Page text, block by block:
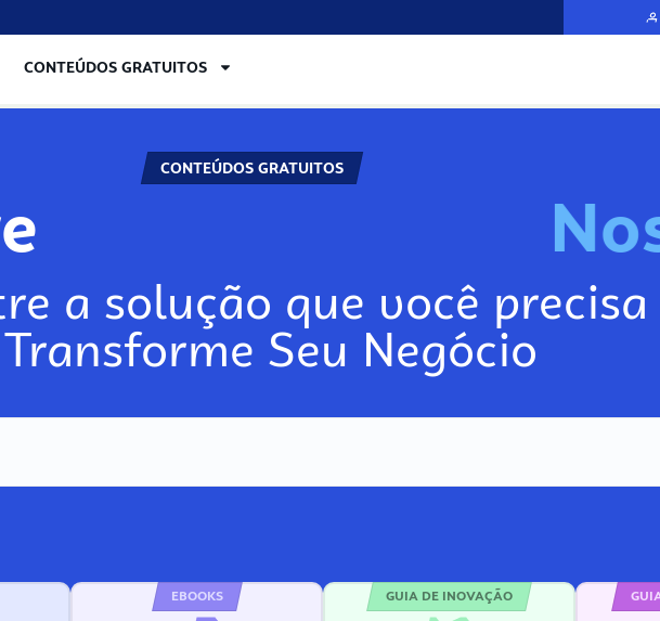
CONTEÚDOS GRATUITOS
CONTEÚDOS GRATUITOS
No
a solução que você precisa
Seu Negócio
EBOOKS GUIA DE INOVAÇÃO